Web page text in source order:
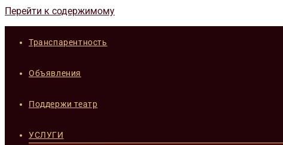
Перейти к содержимому
Транспарентность
Объявления
Поддержи театр
УСЛУГИ